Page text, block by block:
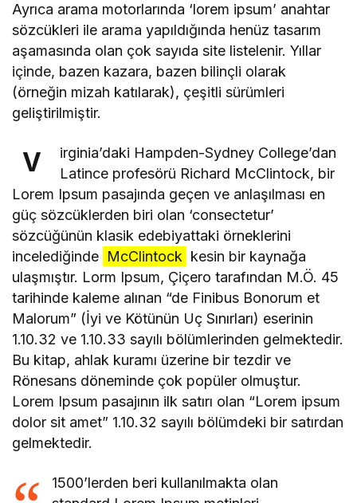
Ayrıca arama motorlarında ‘lorem ipsum’ anahtar
sözcükleri ile arama yapıldığında henüz tasarım
aşamasında olan çok sayıda site listelenir. Yıllar
içinde, bazen kazara, bazen bilinçli olarak
(örneğin mizah katılarak), çeşitli sürümleri
geliştirilmiştir.
V
irginia’daki Hampden-Sydney College’dan
Latince profesörü Richard McClintock, bir
Lorem Ipsum pasajında geçen ve anlaşılması en
güç sözcüklerden biri olan ‘consectetur’
sözcüğünün klasik edebiyattaki örneklerini
incelediğinde McClintock kesin bir kaynağa
ulaşmıştır. Lorm Ipsum, Çiçero tarafından M.Ö. 45
tarihinde kaleme alınan “de Finibus Bonorum et
Malorum” (İyi ve Kötünün Uç Sınırları) eserinin
1.10.32 ve 1.10.33 sayılı bölümlerinden gelmektedir.
Bu kitap, ahlak kuramı üzerine bir tezdir ve
Rönesans döneminde çok popüler olmuştur.
Lorem Ipsum pasajının ilk satırı olan “Lorem ipsum
dolor sit amet” 1.10.32 sayılı bölümdeki bir satırdan
gelmektedir.
1500’lerden beri kullanılmakta olan